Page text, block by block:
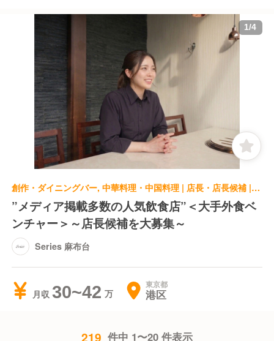
1/4
創作・ダイニングバー, 中華料理・中国料理 | 店長・店長候補 | Series 麻布台
”メディア掲載多数の人気飲食店”＜大手外食ベ
ンチャー＞～店長候補を大募集～
Series 麻布台
月収 30~42 東京都
港区
219 件中 1〜20 件表示